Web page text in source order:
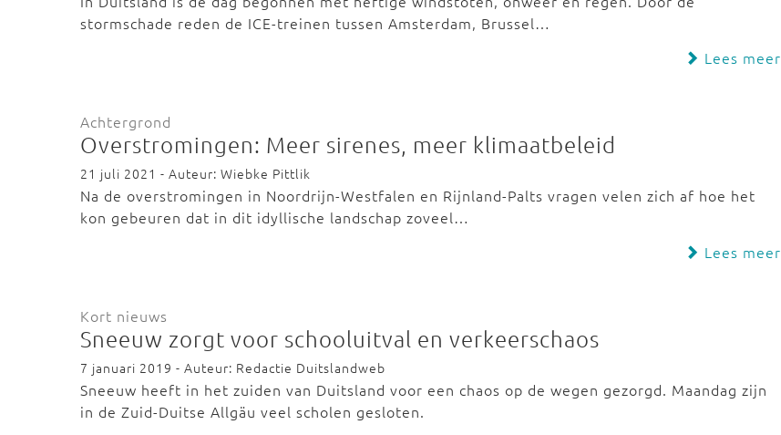
stormschade reden de ICE-treinen tussen Amsterdam, Brussel…
Lees meer
Achtergrond
Overstromingen: Meer sirenes, meer klimaatbeleid
21 juli 2021 - Auteur: Wiebke Pittlik
Na de overstromingen in Noordrijn-Westfalen en Rijnland-Palts vragen velen zich af hoe het
kon gebeuren dat in dit idyllische landschap zoveel…
Lees meer
Kort nieuws
Sneeuw zorgt voor schooluitval en verkeerschaos
7 januari 2019 - Auteur: Redactie Duitslandweb
Sneeuw heeft in het zuiden van Duitsland voor een chaos op de wegen gezorgd. Maandag zijn
in de Zuid-Duitse Allgäu veel scholen gesloten.